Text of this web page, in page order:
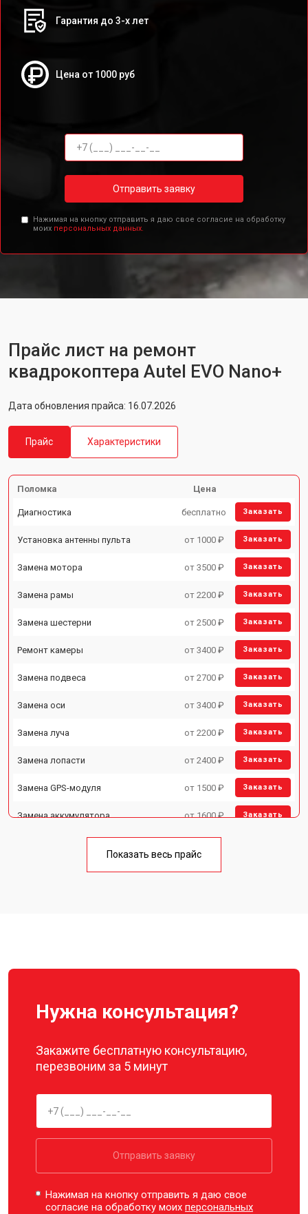
Гарантия до 3-х лет
Цена от 1000 руб
Отправить заявку
Нажимая на кнопку отправить я даю свое согласие на обработку
моих персональных данных.
Прайс лист на ремонт
квадрокоптера Autel EVO Nano+
Дата обновления прайса: 16.07.2026
Прайс Характеристики
Поломка Цена
Диагностика бесплатно Заказать
Установка антенны пульта от 1000 ₽ Заказать
Замена мотора от 3500 ₽ Заказать
Замена рамы от 2200 ₽ Заказать
Замена шестерни от 2500 ₽ Заказать
Ремонт камеры от 3400 ₽ Заказать
Замена подвеса от 2700 ₽ Заказать
Замена оси от 3400 ₽ Заказать
Замена луча от 2200 ₽ Заказать
Замена лопасти от 2400 ₽ Заказать
Замена GPS-модуля от 1500 ₽ Заказать
Замена аккумулятора от 1600 ₽ Заказать
от 1800 ₽
Показать весь прайс
Нужна консультация?
Закажите бесплатную консультацию,
перезвоним за 5 минут
Отправить заявку
Нажимая на кнопку отправить я даю свое
согласие на обработку моихперсональных